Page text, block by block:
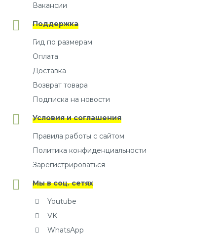
Вакансии
Поддержка
Гид по размерам
Оплата
Доставка
Возврат товара
Подписка на новости
Условия и соглашения
Правила работы с сайтом
Политика конфиденциальности
Зарегистрироваться
Мы в соц. сетях
Youtube
VK
WhatsApp